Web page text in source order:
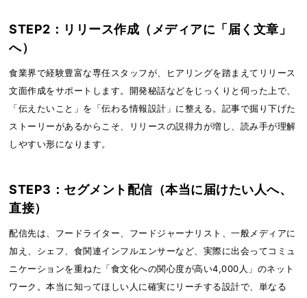
STEP2：リリース作成（メディアに「届く文章」
へ）
食業界で経験豊富な専任スタッフが、ヒアリングを踏まえてリリース
文面作成をサポートします。開発秘話などをじっくりと伺った上で、
「伝えたいこと」を「伝わる情報設計」に整える。記事で掘り下げた
ストーリーがあるからこそ、リリースの説得力が増し、読み手が理解
しやすい形になります。
STEP3：セグメント配信（本当に届けたい人へ、
直接）
配信先は、フードライター、フードジャーナリスト、一般メディアに
加え、シェフ、食関連インフルエンサーなど、実際に出会ってコミュ
ニケーションを重ねた「食文化への関心度が高い4,000人」のネット
ワーク。本当に知ってほしい人に確実にリーチする設計で、単なる